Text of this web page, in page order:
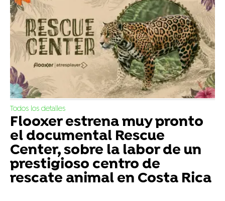
Todos los detalles
Flooxer estrena muy pronto
el documental Rescue
Center, sobre la labor de un
prestigioso centro de
rescate animal en Costa Rica